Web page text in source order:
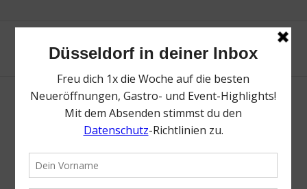
Neue Suche
Suchergebnis nicht zufriedenstellend? Versuche es mal mit
einem Wortteil oder einer anderen Schreibweise.